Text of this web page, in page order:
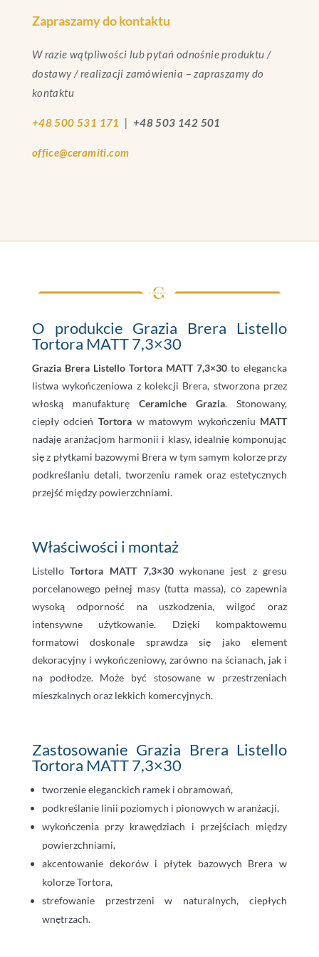
Zapraszamy do kontaktu
W razie wątpliwości lub pytań odnośnie produktu /
dostawy / realizacji zamówienia – zapraszamy do
kontaktu
+48 500 531 171 | +48 503 142 501
office@ceramiti.com
O produkcie Grazia Brera Listello
Tortora MATT 7,3×30
Grazia Brera Listello Tortora MATT 7,3×30 to elegancka
listwa wykończeniowa z kolekcji Brera, stworzona przez
włoską manufakturę Ceramiche Grazia. Stonowany,
ciepły odcień Tortoraw matowym wykończeniu MATT
nadaje aranżacjom harmonii i klasy, idealnie komponując
się z płytkami bazowymi Brera w tym samym kolorze przy
podkreślaniu detali, tworzeniu ramek oraz estetycznych
przejść między powierzchniami.
Właściwości i montaż
ListelloTortora MATT 7,3×30wykonane jest z gresu
porcelanowego pełnej masy (tutta massa), co zapewnia
wysoką odporność na uszkodzenia, wilgoć oraz
intensywne użytkowanie. Dzięki kompaktowemu
formatowi doskonale sprawdza się jako element
dekoracyjny i wykończeniowy, zarówno na ścianach, jak i
na podłodze. Może być stosowane w przestrzeniach
mieszkalnych oraz lekkich komercyjnych.
Zastosowanie Grazia Brera Listello
Tortora MATT 7,3×30
tworzenie eleganckich ramek i obramowań,
podkreślanie linii poziomych i pionowych w aranżacji,
wykończenia przy krawędziach i przejściach między
powierzchniami,
akcentowanie dekorów i płytek bazowych Brera w
kolorze Tortora,
strefowanie przestrzeni w naturalnych, ciepłych
wnętrzach.